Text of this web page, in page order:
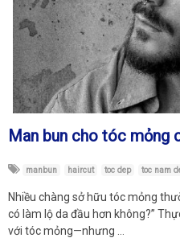
Man bun cho tóc mỏng
manbun haircut toc dep toc nam
Nhiều chàng sở hữu tóc mỏng
có làm lộ da đầu hơn không?”
với tóc mỏng—nhưng …